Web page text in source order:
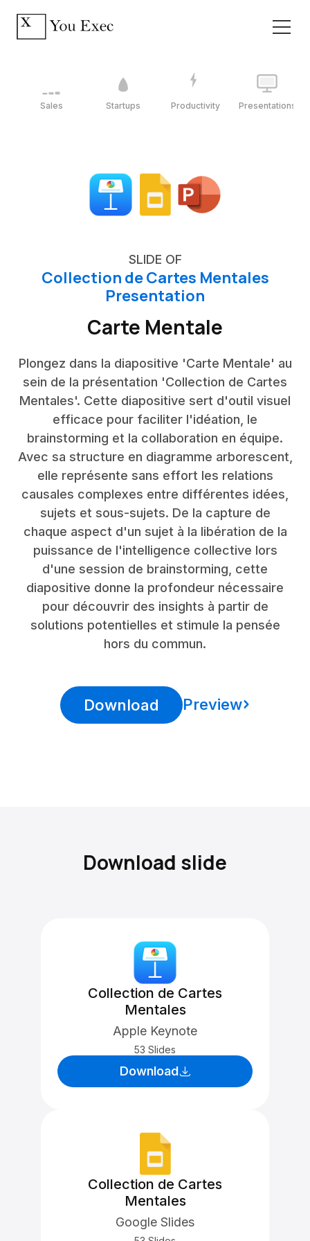
Sales Startups Productivity Presentations
SLIDE OF
Collection de Cartes Mentales
Presentation
Carte Mentale
Plongez dans la diapositive 'Carte Mentale' au
sein de la présentation 'Collection de Cartes
Mentales'. Cette diapositive sert d'outil visuel
efficace pour faciliter l'idéation, le
brainstorming et la collaboration en équipe.
Avec sa structure en diagramme arborescent,
elle représente sans effort les relations
causales complexes entre différentes idées,
sujets et sous-sujets. De la capture de
chaque aspect d'un sujet à la libération de la
puissance de l'intelligence collective lors
d'une session de brainstorming, cette
diapositive donne la profondeur nécessaire
pour découvrir des insights à partir de
solutions potentielles et stimule la pensée
hors du commun.
Download Preview
Download slide
Collection de Cartes
Mentales
Apple Keynote
53 Slides
Download
Collection de Cartes
Mentales
Google Slides